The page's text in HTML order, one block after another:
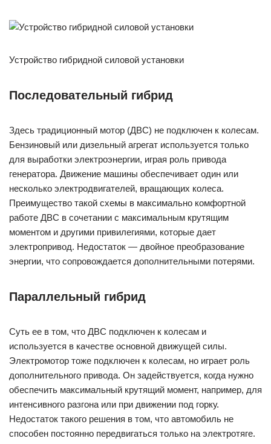
Устройство гибридной силовой установки
Последовательный гибрид
Здесь традиционный мотор (ДВС) не подключен к колесам.
Бензиновый или дизельный агрегат используется только
для выработки электроэнергии, играя роль привода
генератора. Движение машины обеспечивает один или
несколько электродвигателей, вращающих колеса.
Преимущество такой схемы в максимально комфортной
работе ДВС в сочетании с максимальным крутящим
моментом и другими привилегиями, которые дает
электропривод. Недостаток — двойное преобразование
энергии, что сопровождается дополнительными потерями.
Параллельный гибрид
Суть ее в том, что ДВС подключен к колесам и
используется в качестве основной движущей силы.
Электромотор тоже подключен к колесам, но играет роль
дополнительного привода. Он задействуется, когда нужно
обеспечить максимальный крутящий момент, например, для
интенсивного разгона или при движении под горку.
Недостаток такого решения в том, что автомобиль не
способен постоянно передвигаться только на электротяге.